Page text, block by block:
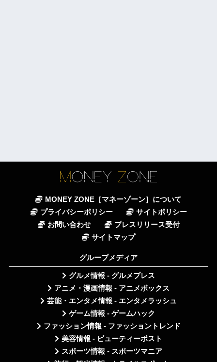
MONEY ZONE［マネーゾーン］について
プライバシーポリシー
サイトポリシー
お問い合わせ
プレスリリース受付
サイトマップ
グループメディア
グルメ情報 - グルメプレス
アニメ・漫画情報 - アニメボックス
芸能・エンタメ情報 - エンタメラッシュ
ゲーム情報 - ゲームハック
ファッション情報 - ファッショントレンド
美容情報 - ビューティーポスト
スポーツ情報 - スポーツマニア